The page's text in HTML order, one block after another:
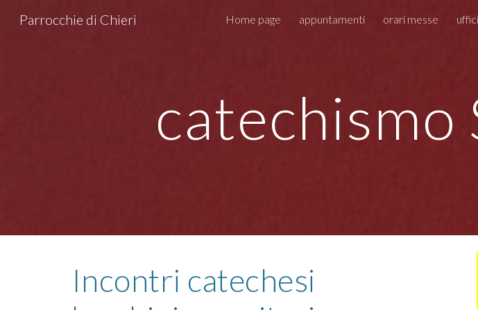
Skip to main content
Parrocchie di Chieri Home page appuntamenti orari messe
catechismo
Incontri catechesi